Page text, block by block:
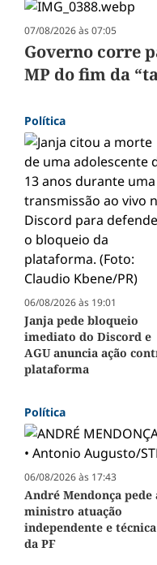
07/08/2026 às 07:05
Governo corre
MP do fim da
Política
06/08/2026 às 19:01
Janja pede bloqueio
imediato do Discord e
AGU anuncia ação
plataforma
Política
06/08/2026 às 17:43
André Mendonça pede
ministro atuação
independente e técnica
da PF